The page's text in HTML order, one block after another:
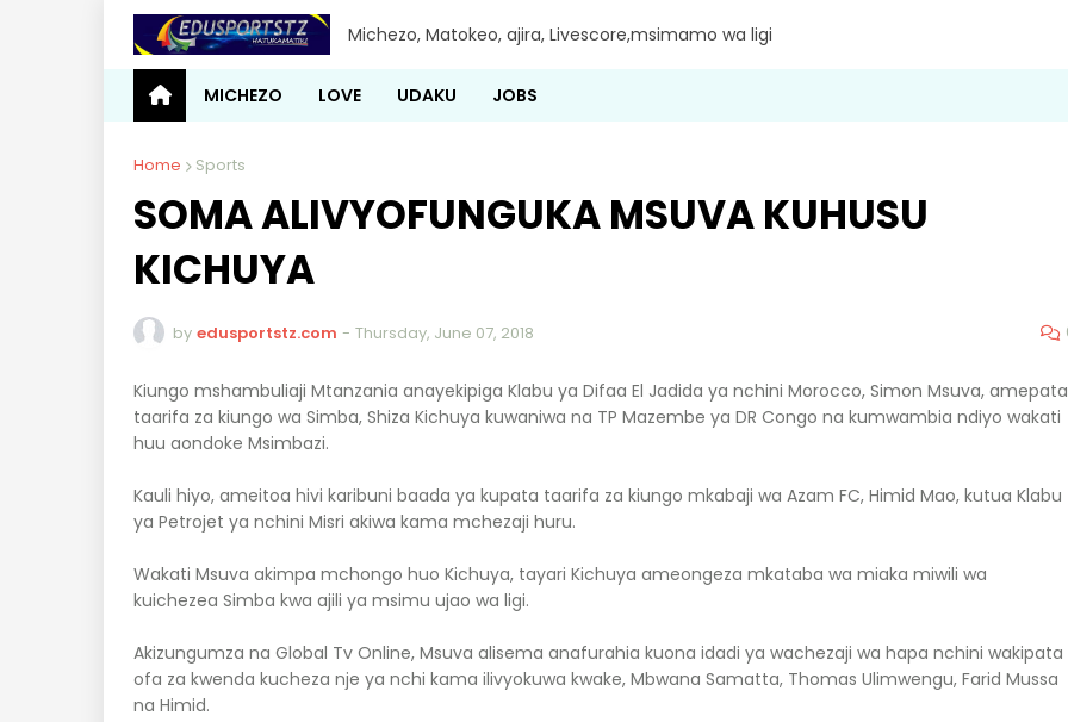
Michezo, Matokeo, ajira, Livescore,msimamo wa ligi
MICHEZO LOVE UDAKU JOBS
Home Sports
SOMA ALIVYOFUNGUKA MSUVA KUHUSU
KICHUYA
by edusportstz.com - Thursday, June 07, 2018
Kiungo mshambuliaji Mtanzania anayekipiga Klabu ya Difaa El Jadida ya nchini Morocco, Simon Msuva, amepata
taarifa za kiungo wa Simba, Shiza Kichuya kuwaniwa na TP Mazembe ya DR Congo na kumwambia ndiyo wakati
huu aondoke Msimbazi.
Kauli hiyo, ameitoa hivi karibuni baada ya kupata taarifa za kiungo mkabaji wa Azam FC, Himid Mao, kutua Klabu
ya Petrojet ya nchini Misri akiwa kama mchezaji huru.
Wakati Msuva akimpa mchongo huo Kichuya, tayari Kichuya ameongeza mkataba wa miaka miwili wa
kuichezea Simba kwa ajili ya msimu ujao wa ligi.
Akizungumza na Global Tv Online, Msuva alisema anafurahia kuona idadi ya wachezaji wa hapa nchini wakipata
ofa za kwenda kucheza nje ya nchi kama ilivyokuwa kwake, Mbwana Samatta, Thomas Ulimwengu, Farid Mussa
na Himid.